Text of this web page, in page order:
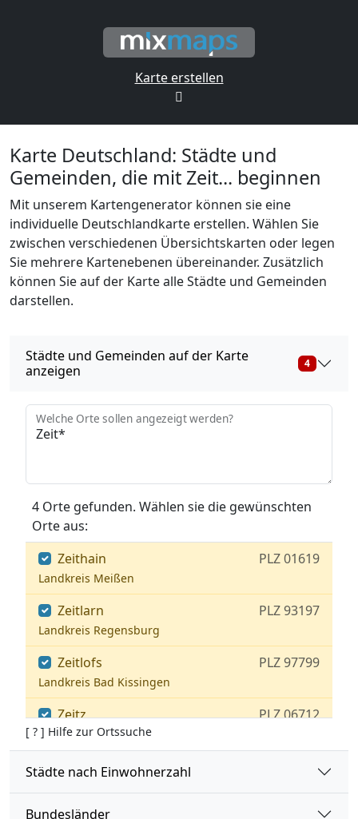
Karte erstellen
Karte Deutschland: Städte und
Gemeinden, die mit Zeit... beginnen
Mit unserem Kartengenerator können sie eine
individuelle Deutschlandkarte erstellen. Wählen Sie
zwischen verschiedenen Übersichtskarten oder legen
Sie mehrere Kartenebenen übereinander. Zusätzlich
können Sie auf der Karte alle Städte und Gemeinden
darstellen.
Städte und Gemeinden auf der Karte
anzeigen
4
Welche Orte sollen angezeigt werden?
4 Orte gefunden. Wählen sie die gewünschten
Orte aus:
Zeithain
PLZ 01619
Landkreis Meißen
Zeitlarn PLZ 93197
Landkreis Regensburg
Zeitlofs PLZ 97799
Landkreis Bad Kissingen
Zeitz PLZ 06712
Burgenlandkreis
[ ? ] Hilfe zur Ortssuche
Städte nach Einwohnerzahl
Bundesländer